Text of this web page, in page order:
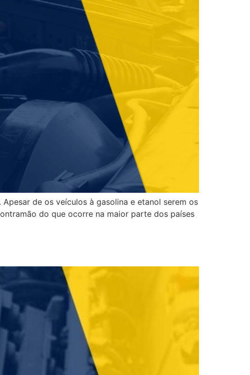
de os veículos à gasolina e etanol serem os
do que ocorre na maior parte dos países